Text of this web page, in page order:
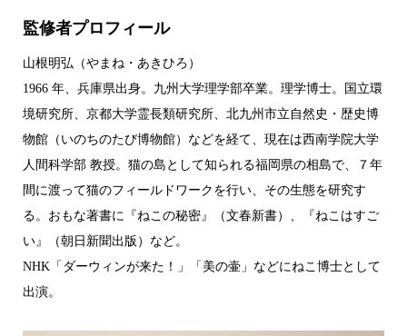
監修者プロフィール
山根明弘（やまね・あきひろ）
1966 年、兵庫県出身。九州大学理学部卒業。理学博士。国立環
境研究所、京都大学霊長類研究所、北九州市立自然史・歴史博
物館（いのちのたび博物館）などを経て、現在は西南学院大学
人間科学部 教授。猫の島として知られる福岡県の相島で、７年
間に渡って猫のフィールドワークを行い、その生態を研究す
る。おもな著書に『ねこの秘密』（文春新書）、『ねこはすご
い』（朝日新聞出版）など。
NHK「ダーウィンが来た！」「美の壷」などにねこ博士として
出演。